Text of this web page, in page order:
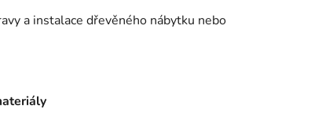
a instalace dřevěného nábytku nebo